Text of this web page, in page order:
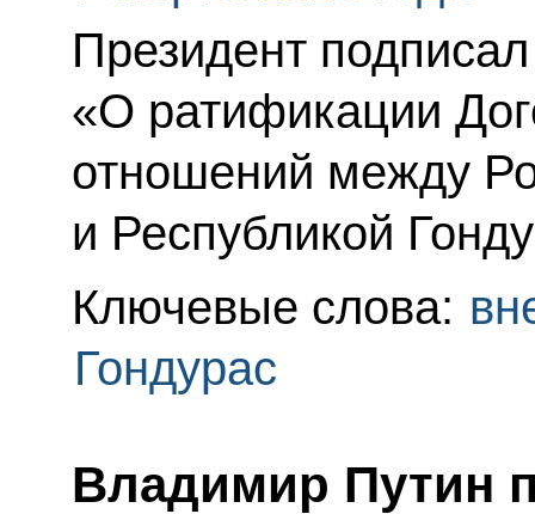
Президент
«О ратификации
отношений между
и Республикой
Ключевые слова:
Гондурас
Владимир Путин